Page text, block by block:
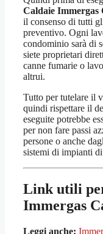
Caldaie
il consenso di tutti
preventivo. Ogni
condominio sarà di
siete proprietari
canne fumarie o
altrui.
Tutto per tutelare il
quindi rispettare il
eseguite potrebbe
per non fare passi
persone o anche
sistemi di impianti
Link utili
Immergas
Leggi anche: